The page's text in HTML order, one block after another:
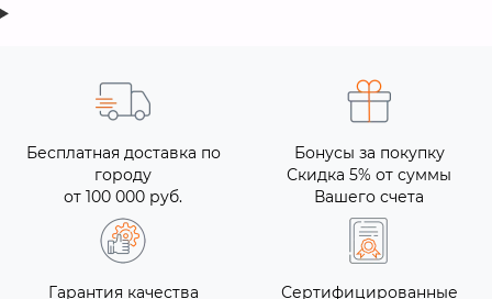
Бесплатная доставка по
городу
от 100 000 руб.
Бонусы за покупку
Скидка 5% от суммы
Вашего счета
Гарантия качества
Сертифицированные